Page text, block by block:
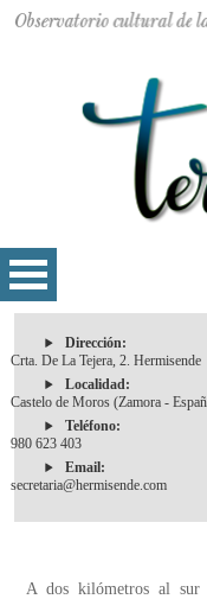
Dirección:
Crta. De La Tejera, 2. Hermisende
Localidad:
Castelo de Moros (Zamora -
Teléfono:
980 623 403
Email:
secretaria@hermisende.com
A dos kilómetros al